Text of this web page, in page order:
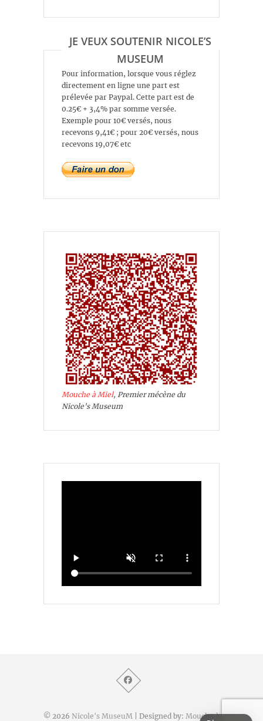
JE VEUX SOUTENIR NICOLE’S
MUSEUM
Pour information, lorsque vous réglez
directement en ligne une part est
prélevée par Paypal. Cette part est de
0.25€ + 3,4% par somme versée.
Exemple pour 10€ versés, nous
recevons 9,41€ ; pour 20€ versés, nous
recevons 19,07€ etc
Mouche à Miel, Premier mécène du
Nicole's Museum
© 2026 Nicole's MuseuM | Designed by: Mouche à